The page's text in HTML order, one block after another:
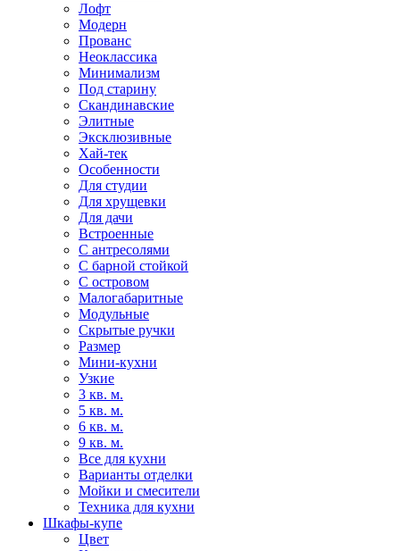
Лофт
Модерн
Прованс
Неоклассика
Минимализм
Под старину
Скандинавские
Элитные
Эксклюзивные
Хай-тек
Особенности
Для студии
Для хрущевки
Для дачи
Встроенные
С антресолями
С барной стойкой
С островом
Малогабаритные
Модульные
Скрытые ручки
Размер
Мини-кухни
Узкие
3 кв. м.
5 кв. м.
6 кв. м.
9 кв. м.
Все для кухни
Варианты отделки
Мойки и смесители
Техника для кухни
Шкафы-купе
Цвет